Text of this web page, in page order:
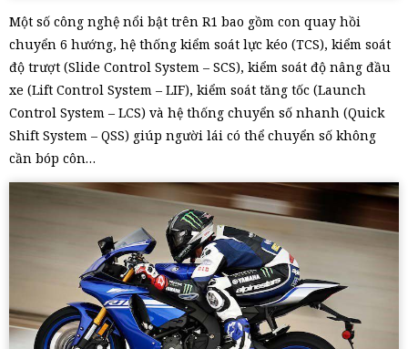
Một số công nghệ nổi bật trên R1 bao gồm con quay hồi
chuyển 6 hướng, hệ thống kiểm soát lực kéo (TCS), kiểm soát
độ trượt (Slide Control System – SCS), kiểm soát độ nâng đầu
xe (Lift Control System – LIF), kiểm soát tăng tốc (Launch
Control System – LCS) và hệ thống chuyển số nhanh (Quick
Shift System – QSS) giúp người lái có thể chuyển số không
cần bóp côn…